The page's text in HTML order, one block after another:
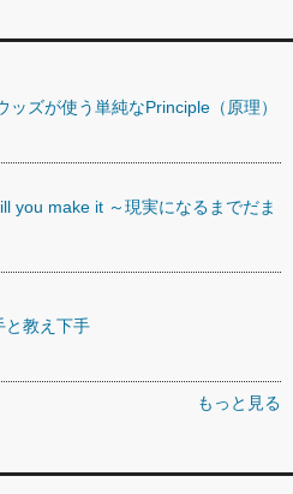
ッズが使う単純なPrinciple（原理）
you make it ～現実になるまでだま
教え下手
もっと見る